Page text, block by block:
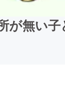
が無い